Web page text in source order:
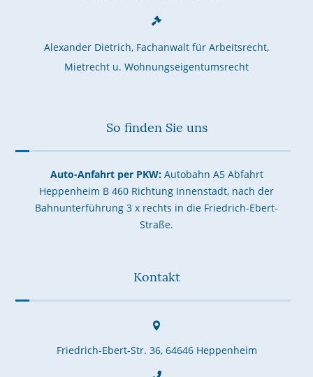
Alexander Dietrich, Fachanwalt für Arbeitsrecht,
Mietrecht u. Wohnungseigentumsrecht
So finden Sie uns
Auto-Anfahrt per PKW:Autobahn A5 Abfahrt
Heppenheim B 460 Richtung Innenstadt, nach der
Bahnunterführung 3 x rechts in die Friedrich-Ebert-
Straße.
Kontakt
Friedrich-Ebert-Str. 36, 64646 Heppenheim